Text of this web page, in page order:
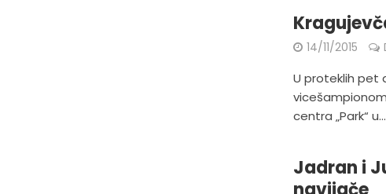
14/11/2015
U proteklih pet
centra „Park“ u...
Jadran i